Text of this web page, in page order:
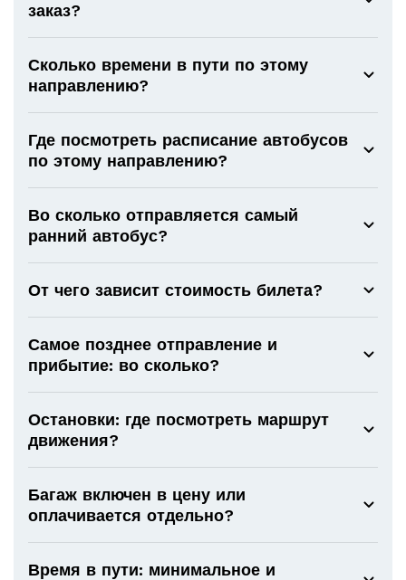
заказ?
Сколько времени в пути по этому
направлению?
Где посмотреть расписание автобусов
по этому направлению?
Во сколько отправляется самый
ранний автобус?
От чего зависит стоимость билета?
Самое позднее отправление и
прибытие: во сколько?
Остановки: где посмотреть маршрут
движения?
Багаж включен в цену или
оплачивается отдельно?
Время в пути: минимальное и